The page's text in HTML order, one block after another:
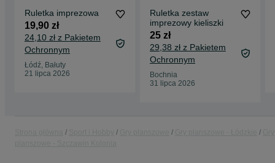
Ruletka imprezowa
19,90 zł
24,10 zł z Pakietem
Ochronnym
Łódź, Bałuty
21 lipca 2026
Ruletka zestaw
imprezowy kieliszki
25 zł
29,38 zł z Pakietem
Ochronnym
Bochnia
31 lipca 2026